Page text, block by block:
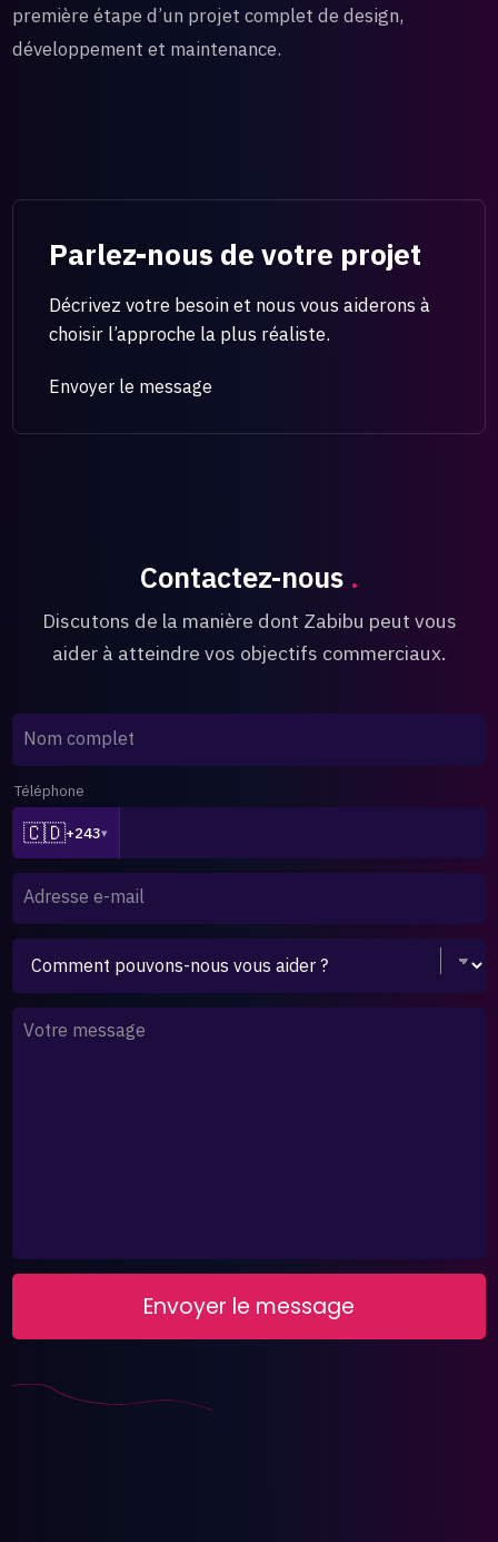
première étape d’un projet complet de design,
développement et maintenance.
Parlez-nous de votre projet
Décrivez votre besoin et nous vous aiderons à
choisir l’approche la plus réaliste.
Envoyer le message
Contactez-nous .
Discutons de la manière dont Zabibu peut vous
aider à atteindre vos objectifs commerciaux.
Nom complet
Téléphone
🇨🇩+243▾
Adresse e-mail
Votre message
Envoyer le message